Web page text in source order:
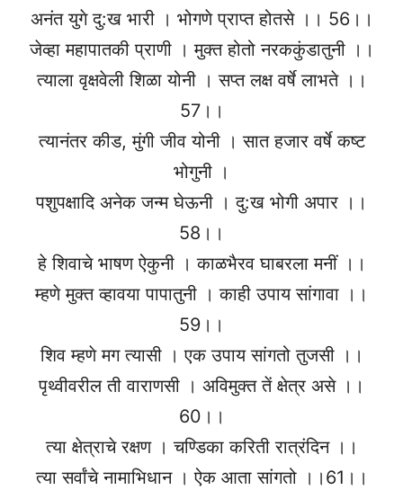
अनंत युगे दु:ख भारी । भोगणे प्राप्त होतसे ।। 56।।
जेव्हा महापातकी प्राणी । मुक्त होतो नरककुंडातुनी ।।
त्याला वृक्षवेली शिळा योनी । सप्त लक्ष वर्षे लाभते ।।
57।।
त्यानंतर कीड, मुंगी जीव योनी । सात हजार वर्षे कष्ट
भोगुनी ।
पशुपक्षादि अनेक जन्म घेऊनी । दु:ख भोगी अपार ।।
58।।
हे शिवाचे भाषण ऐकुनी । काळभैरव घाबरला मनीं ।।
म्हणे मुक्त व्हावया पापातुनी । काही उपाय सांगावा ।।
59।।
शिव म्हणे मग त्यासी । एक उपाय सांगतो तुजसी ।।
पृथ्वीवरील ती वाराणसी । अविमुक्त तें क्षेत्र असे ।।
60।।
त्या क्षेत्राचे रक्षण । चण्डिका करिती रात्रंदिन ।।
त्या सर्वांचे नामाभिधान । ऐक आता सांगतो ।।61।।